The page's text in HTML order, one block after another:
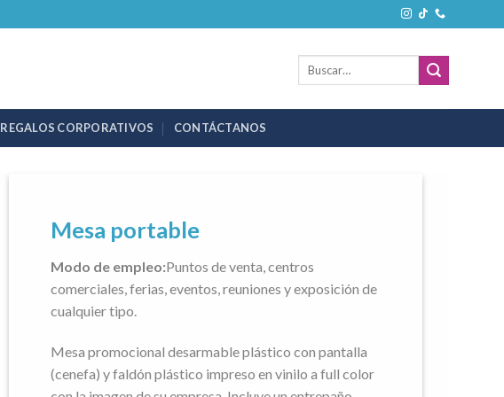
Buscar
REGALOS CORPORATIVOS CONTÁCTANOS
Mesa portable
Modo de empleo:Puntos de venta, centros
comerciales, ferias, eventos, reuniones y exposición de
cualquier tipo.
Mesa promocional desarmable plástico con pantalla
(cenefa) y faldón plástico impreso en vinilo a full color